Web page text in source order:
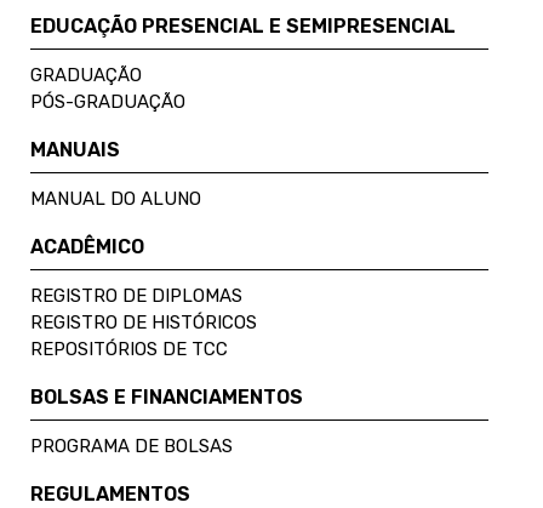
EDUCAÇÃO PRESENCIAL E SEMIPRESENCIAL
GRADUAÇÃO
PÓS-GRADUAÇÃO
MANUAIS
MANUAL DO ALUNO
ACADÊMICO
REGISTRO DE DIPLOMAS
REGISTRO DE HISTÓRICOS
REPOSITÓRIOS DE TCC
BOLSAS E FINANCIAMENTOS
PROGRAMA DE BOLSAS
REGULAMENTOS